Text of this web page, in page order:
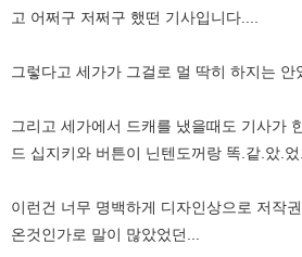
고 어쩌구 저쩌구 했떤 기사입니다....
그렇다고 세가가 그걸로 멀 딱히 하지는 안
그리고 세가에서 드캐를 냈을때도 기사가
드 십지키와 버튼이 닌텐도꺼랑 똑.같.았.었
이런건 너무 명백하게 디자인상으로 저작
온것인가로 말이 많았었던...